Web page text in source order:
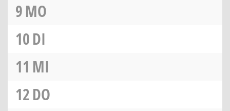
9MO
10DI
11 MI
12DO